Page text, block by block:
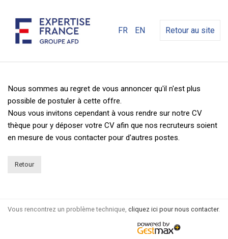
FR EN Retour au site
Nous sommes au regret de vous annoncer qu'il n'est plus
possible de postuler à cette offre.
Nous vous invitons cependant à vous rendre sur notre CV
thèque pour y déposer votre CV afin que nos recruteurs soient
en mesure de vous contacter pour d'autres postes.
Retour
Vous rencontrez un problème technique, cliquez ici pour nous contacter.